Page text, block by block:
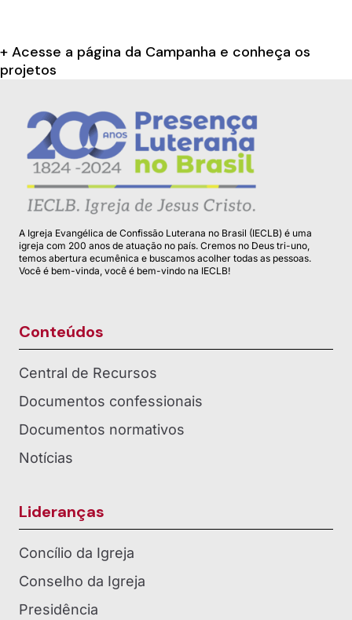
+ Acesse a página da Campanha e conheça os
projetos
A Igreja Evangélica de Confissão Luterana no Brasil (IECLB) é uma
igreja com 200 anos de atuação no país. Cremos no Deus tri-uno,
temos abertura ecumênica e buscamos acolher todas as pessoas.
Você é bem-vinda, você é bem-vindo na IECLB!
Conteúdos
Central de Recursos
Documentos confessionais
Documentos normativos
Notícias
Lideranças
Concílio da Igreja
Conselho da Igreja
Presidência